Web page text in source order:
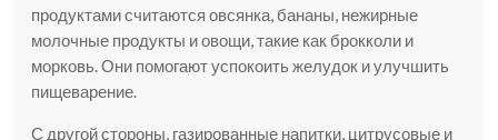
продуктами считаются овсянка, бананы, нежирные
молочные продукты и овощи, такие как брокколи и
морковь. Они помогают успокоить желудок и улучшить
пищеварение.
С другой стороны, газированные напитки, цитрусовые и